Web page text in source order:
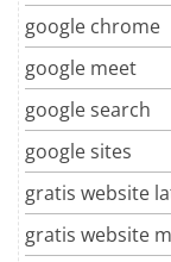
google chrome
google meet
google search
google sites
gratis website
gratis website